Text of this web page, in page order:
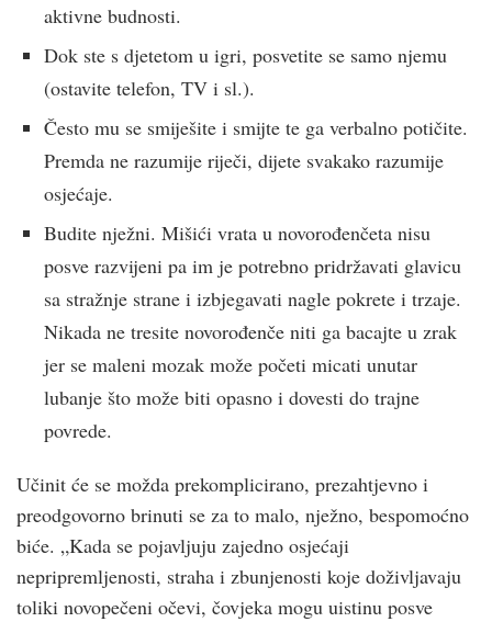
aktivne budnosti.
Dok ste s djetetom u igri, posvetite se samo njemu
(ostavite telefon, TV i sl.).
Često mu se smiješite i smijte te ga verbalno potičite.
Premda ne razumije riječi, dijete svakako razumije
osjećaje.
Budite nježni. Mišići vrata u novorođenčeta nisu
posve razvijeni pa im je potrebno pridržavati glavicu
sa stražnje strane i izbjegavati nagle pokrete i trzaje.
Nikada ne tresite novorođenče niti ga bacajte u zrak
jer se maleni mozak može početi micati unutar
lubanje što može biti opasno i dovesti do trajne
povrede.
Učinit će se možda prekomplicirano, prezahtjevno i
preodgovorno brinuti se za to malo, nježno, bespomoćno
biće. „Kada se pojavljuju zajedno osjećaji
nepripremljenosti, straha i zbunjenosti koje doživljavaju
toliki novopečeni očevi, čovjeka mogu uistinu posve